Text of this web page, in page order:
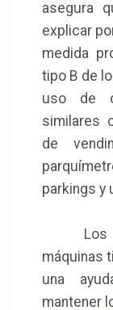
asegura
explicar
medida
tipo B de
uso de
similares
de
parkings y
Los
máquinas
una
mantener